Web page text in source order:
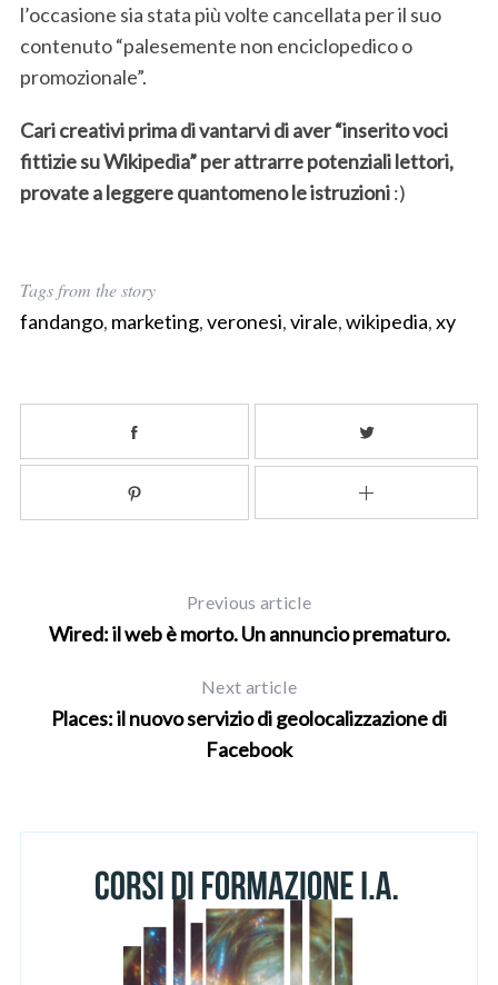
l’occasione sia stata più volte cancellata per il suo
contenuto “palesemente non enciclopedico o
promozionale”.
Cari creativi prima di vantarvi di aver “inserito voci
fittizie su Wikipedia” per attrarre potenziali lettori,
provate a leggere quantomeno le istruzioni:)
Tags from the story
fandango, marketing,veronesi,virale,wikipedia,xy
Previous article
Wired: il web è morto. Un annuncio prematuro.
Next article
Places: il nuovo servizio di geolocalizzazione di
Facebook
S
f
r